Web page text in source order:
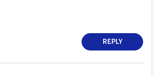
REPLY